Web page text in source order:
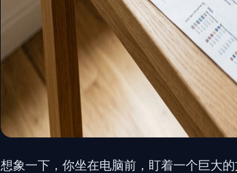
想象一下，你坐在电脑前，盯着一个巨大